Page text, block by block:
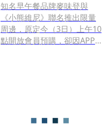
知名早午餐品牌麥味登與
《小熊維尼》聯名推出限量
周邊，原定今（3日）上午10
點開放會員預購，卻因APP
祭出補償方案發放160元餐